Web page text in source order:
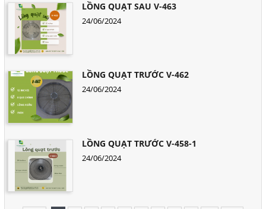
LỒNG QUẠT SAU V-463
24/06/2024
LỒNG QUẠT TRƯỚC V-462
24/06/2024
LỒNG QUẠT TRƯỚC V-458-1
24/06/2024